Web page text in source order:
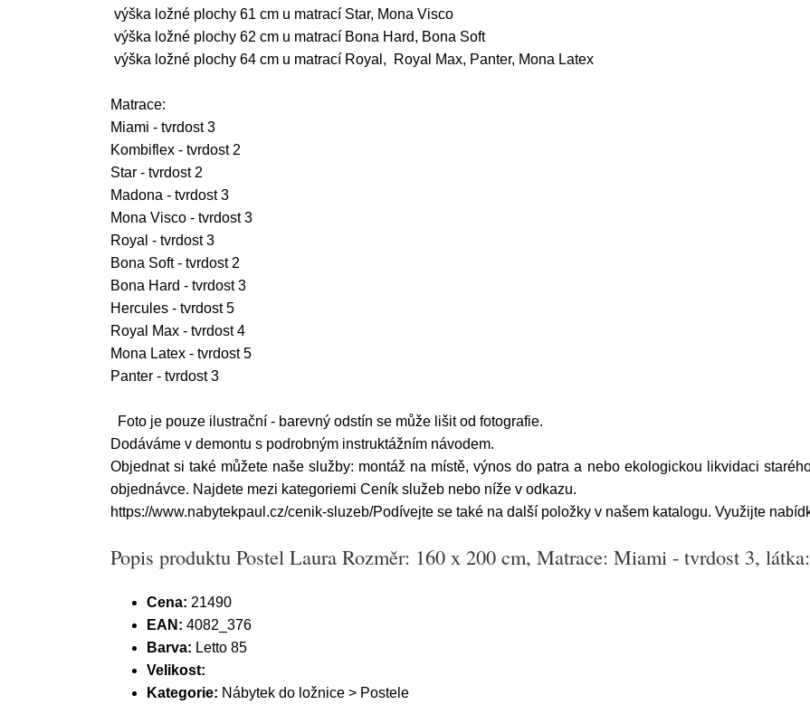
výška ložné plochy 61 cm u matrací Star, Mona Visco
výška ložné plochy 62 cm u matrací Bona Hard, Bona Soft
výška ložné plochy 64 cm u matrací Royal, Royal Max, Panter, Mona Latex
Matrace:
Miami - tvrdost 3
Kombiflex - tvrdost 2
Star - tvrdost 2
Madona - tvrdost 3
Mona Visco - tvrdost 3
Royal - tvrdost 3
Bona Soft - tvrdost 2
Bona Hard - tvrdost 3
Hercules - tvrdost 5
Royal Max - tvrdost 4
Mona Latex - tvrdost 5
Panter - tvrdost 3
Foto je pouze ilustrační - barevný odstín se může lišit od fotografie.
Dodáváme v demontu s podrobným instruktážním návodem.
Objednat si také můžete naše služby: montáž na místě, výnos do patra a nebo ekologickou likvidaci
objednávce. Najdete mezi kategoriemi Ceník služeb nebo níže v odkazu.
https://www.nabytekpaul.cz/cenik-sluzeb/Podívejte se také na další položky v našem katalogu. Využijte
Popis produktu Postel Laura Rozměr: 160 x 200 cm, Matrace: Miami - tvrdost 3,
Cena: 21490
EAN: 4082_376
Barva: Letto 85
Velikost:
Kategorie: Nábytek do ložnice > Postele